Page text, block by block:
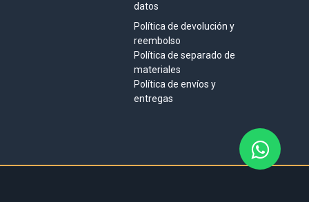
datos
Política de devolución y
reembolso
Política de separado de
materiales
Política de envíos y
entregas